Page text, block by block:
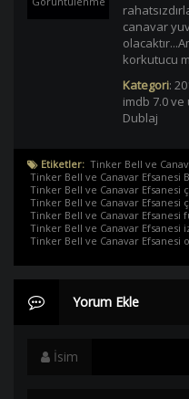
canavar
korkutucu
Kategori:
imdb 7.0
Dublaj
Etiketler: Tinker Bell ve
Tinker Bell ve Canavar Efsanesi
Tinker Bell ve Canavar Efsanesi
Tinker Bell ve Canavar Efsanesi
Tinker Bell ve Canavar Efsanesi
Tinker Bell ve Canavar Efsanesi
Tinker Bell ve Canavar Efsanesi
Yorum Ekle
İsim